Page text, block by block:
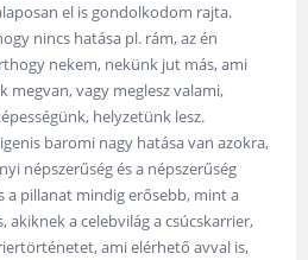
el is gondolkodom rajta.
nincs hatása pl. rám, az én
nekem, nekünk jut más, ami
megvan, vagy meglesz valami,
helyzetünk lesz.
baromi nagy hatása van azokra,
népszerűség és a népszerűség
a pillanat mindig erősebb, mint a
a celebvilág a csúcskarrier,
ami elérhető avval is,